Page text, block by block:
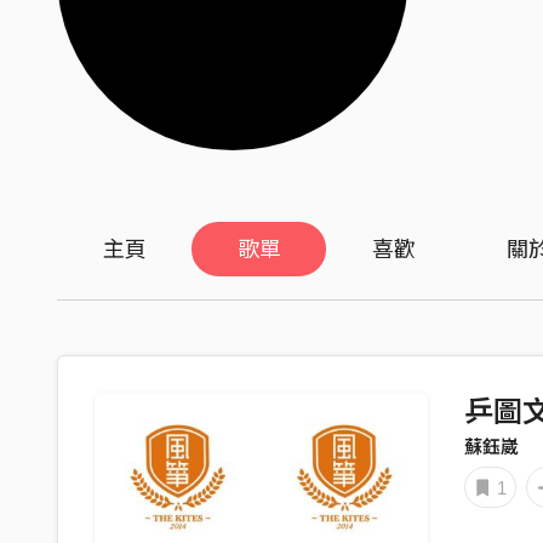
主頁 歌單 喜歡 關
乒圖
蘇鈺崴
1